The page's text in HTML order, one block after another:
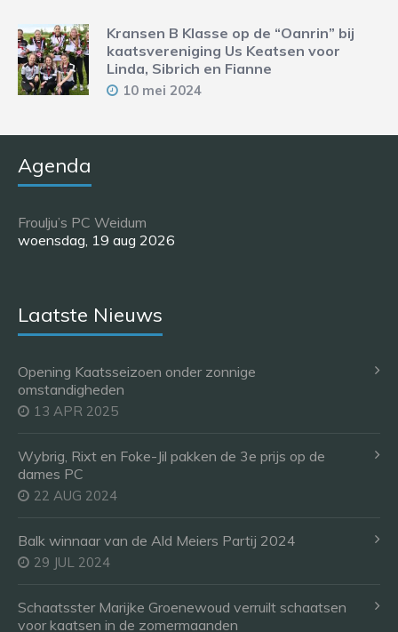
Kransen B Klasse op de “Oanrin” bij
kaatsvereniging Us Keatsen voor
Linda, Sibrich en Fianne
10 mei 2024
Agenda
Froulju’s PC Weidum
woensdag, 19 aug 2026
Laatste Nieuws
Opening Kaatsseizoen onder zonnige
omstandigheden
13 APR 2025
Wybrig, Rixt en Foke-Jil pakken de 3e prijs op de
dames PC
22 AUG 2024
Balk winnaar van de Ald Meiers Partij 2024
29 JUL 2024
Schaatsster Marijke Groenewoud verruilt schaatsen
voor kaatsen in de zomermaanden